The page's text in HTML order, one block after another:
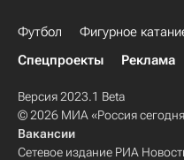
Футбол Фигурное
Спецпроекты
Реклама
Версия 2023.1 Beta
© 2026 МИА «Россия
Вакансии
Сетевое издание РИА